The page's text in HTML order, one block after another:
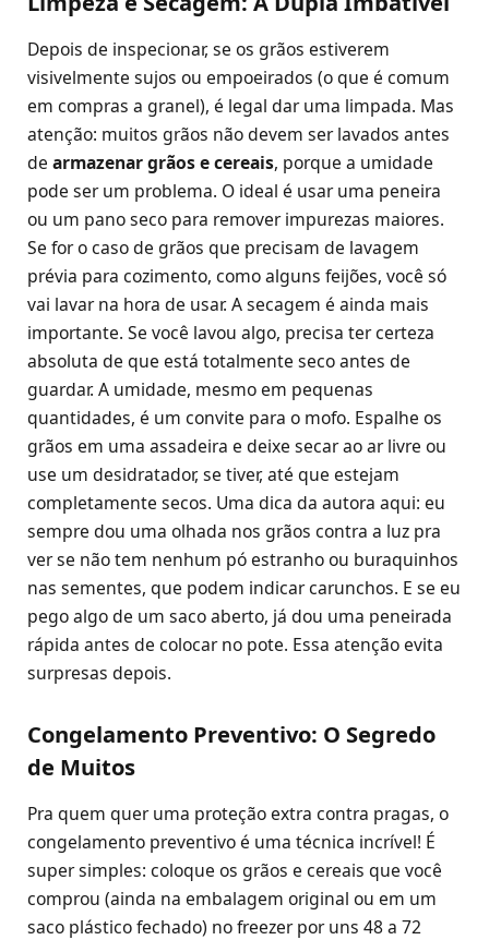
Depois de inspecionar, se os grãos estiverem
visivelmente sujos ou empoeirados (o que é comum
em compras a granel), é legal dar uma limpada. Mas
atenção: muitos grãos não devem ser lavados antes
de armazenar grãos e cereais, porque a umidade
pode ser um problema. O ideal é usar uma peneira
ou um pano seco para remover impurezas maiores.
Se for o caso de grãos que precisam de lavagem
prévia para cozimento, como alguns feijões, você só
vai lavar na hora de usar. A secagem é ainda mais
importante. Se você lavou algo, precisa ter certeza
absoluta de que está totalmente seco antes de
guardar. A umidade, mesmo em pequenas
quantidades, é um convite para o mofo. Espalhe os
grãos em uma assadeira e deixe secar ao ar livre ou
use um desidratador, se tiver, até que estejam
completamente secos. Uma dica da autora aqui: eu
sempre dou uma olhada nos grãos contra a luz pra
ver se não tem nenhum pó estranho ou buraquinhos
nas sementes, que podem indicar carunchos. E se eu
pego algo de um saco aberto, já dou uma peneirada
rápida antes de colocar no pote. Essa atenção evita
surpresas depois.
Congelamento Preventivo: O Segredo
de Muitos
Pra quem quer uma proteção extra contra pragas, o
congelamento preventivo é uma técnica incrível! É
super simples: coloque os grãos e cereais que você
comprou (ainda na embalagem original ou em um
saco plástico fechado) no freezer por uns 48 a 72